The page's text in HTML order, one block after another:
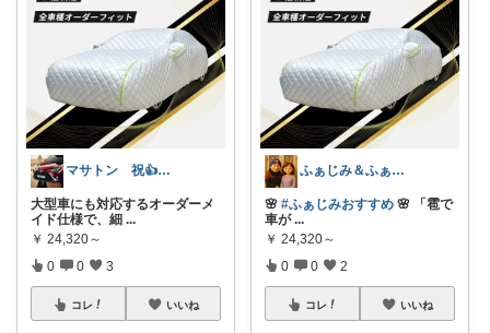
マサトン 祝👍7000プロフも見てね
大型車にも対応するオーダーメ
イド仕様で、細 ...
￥ 24,320～
0 0 3
コレ いいね
ふぁじみ＆ふぁじおさん
🌸 #ふぁじみおすすめ 🌸 「雹で
車が ...
￥ 24,320～
0 0 2
コレ いいね